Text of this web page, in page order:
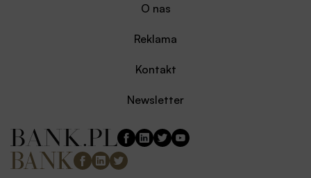
O nas
Reklama
Kontakt
Newsletter